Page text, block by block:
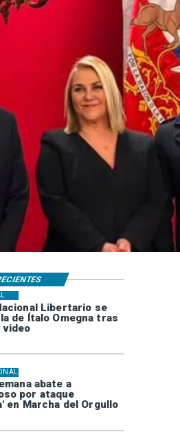
Libertario se
de Ítalo Omegna tras
video
abate a
por ataque
en Marcha del Orgullo